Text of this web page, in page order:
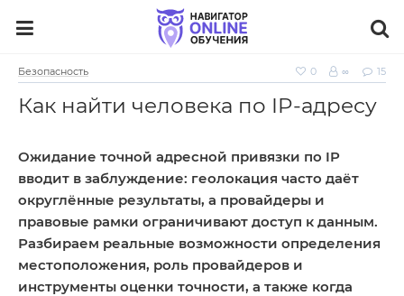
Безопасность 0 ∞ 15
Как найти человека по IP-адресу
Ожидание точной адресной привязки по IP
вводит в заблуждение: геолокация часто даёт
округлённые результаты, а провайдеры и
правовые рамки ограничивают доступ к данным.
Разбираем реальные возможности определения
местоположения, роль провайдеров и
инструменты оценки точности, а также когда